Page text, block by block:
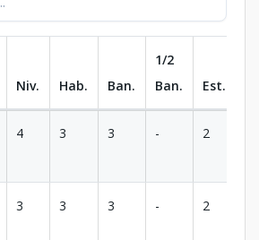
Niv. Hab. Ban.
1/2
Ban.
Est.
4 3 3 - 2
3 3 3 - 2